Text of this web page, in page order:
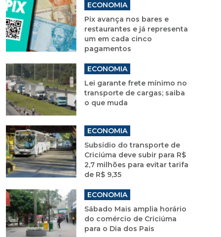
ECONOMIA
Pix avança nos bares e
restaurantes e já representa
um em cada cinco
pagamentos
ECONOMIA
Lei garante frete mínimo no
transporte de cargas; saiba
o que muda
ECONOMIA
Subsídio do transporte de
Criciúma deve subir para R$
2,7 milhões para evitar tarifa
de R$ 9,35
ECONOMIA
Sábado Mais amplia horário
do comércio de Criciúma
para o Dia dos Pais